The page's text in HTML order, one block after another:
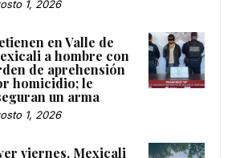
1, 2026
en Valle de
a hombre con
de aprehensión
homicidio; le
un arma
1, 2026
viernes, Mexicali